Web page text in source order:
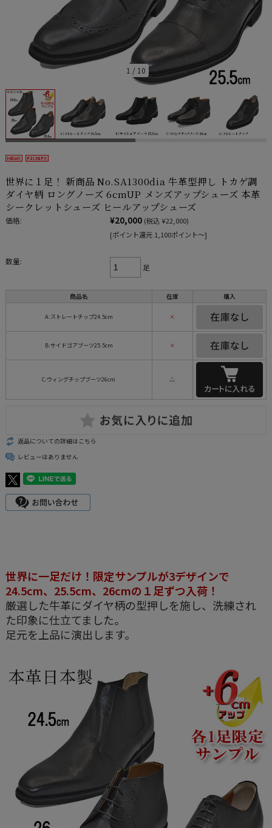
1 / 10
世界に１足！ 新商品 No.SA1300dia 牛革型押し トカゲ調
ダイヤ柄 ロングノーズ 6cmUP メンズアップシューズ 本革
シークレットシューズ ヒールアップシューズ
価格: ¥20,000 (税込 ¥22,000)
[ポイント還元 1,100ポイント～]
数量:
足
商品名 在庫 購入
A:ストレートチップ24.5cm ×
B:サイドゴアブーツ25.5cm ×
C:ウィングチップブーツ26cm △
返品についての詳細はこちら
レビューはありません
世界に一足だけ！限定サンプルが3デザインで
24.5cm、25.5cm、26cmの１足ずつ入荷！
厳選した牛革にダイヤ柄の型押しを施し、洗練され
た印象に仕立てました。
足元を上品に演出します。